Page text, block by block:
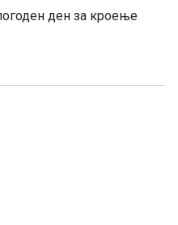
ден за кроење